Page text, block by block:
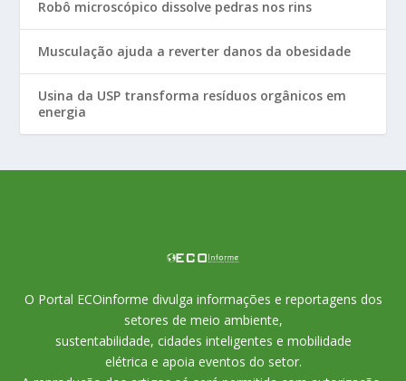
Robô microscópico dissolve pedras nos rins
Musculação ajuda a reverter danos da obesidade
Usina da USP transforma resíduos orgânicos em
energia
O Portal ECOinforme divulga informações e reportagens dos
setores de meio ambiente,
sustentabilidade, cidades inteligentes e mobilidade
elétrica e apoia eventos do setor.